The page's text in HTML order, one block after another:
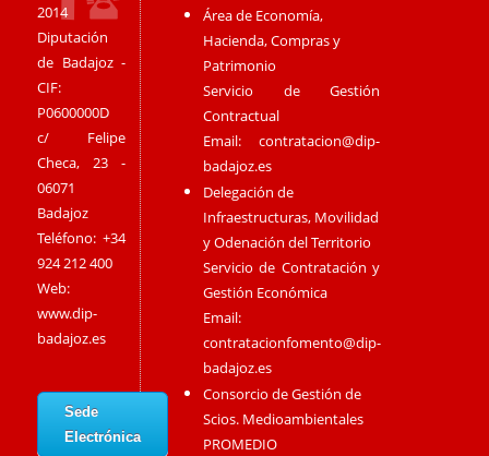
2014
Diputación
de Badajoz -
CIF:
P0600000D
c/ Felipe
Checa, 23 -
06071
Badajoz
Teléfono: +34
924 212 400
Web:
www.dip-
badajoz.es
Sede
Electrónica
Área de Economía,
Hacienda, Compras y
Patrimonio
Servicio de Gestión
Contractual
Email:contratacion@dip-
badajoz.es
Delegación de
Infraestructuras, Movilidad
y Odenación del Territorio
Servicio de Contratación y
Gestión Económica
Email:
contratacionfomento@dip-
badajoz.es
Consorcio de Gestión de
Scios. Medioambientales
PROMEDIO